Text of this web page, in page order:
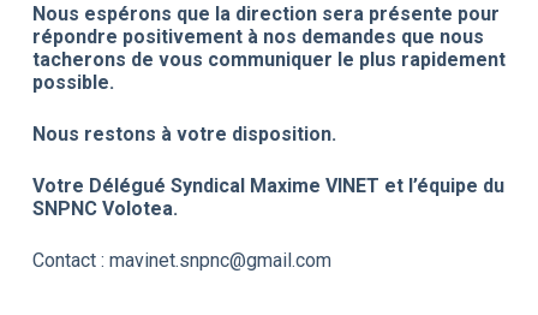
Nous espérons que la direction sera présente pour
répondre positivement à nos demandes que nous
tacherons de vous communiquer le plus rapidement
possible.
Nous restons à votre disposition.
Votre Délégué Syndical Maxime VINET et l’équipe du
SNPNC Volotea.
Contact : mavinet.snpnc@gmail.com